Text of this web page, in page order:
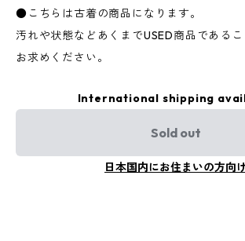
●こちらは古着の商品になります。
汚れや状態などあくまでUSED商品である
お求めください。
International shipping
Sold out
日本国内にお住まいの方向